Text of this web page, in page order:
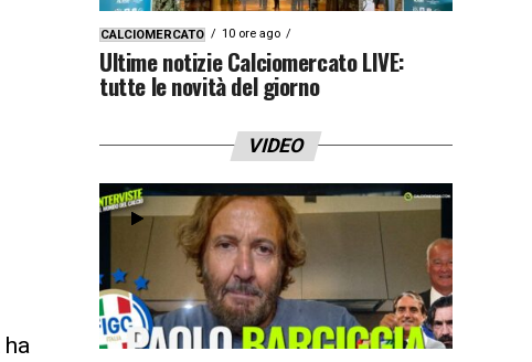
ha
CALCIOMERCATO 10 ore ago
Ultime notizie Calciomercato LIVE:
tutte le novità del giorno
VIDEO